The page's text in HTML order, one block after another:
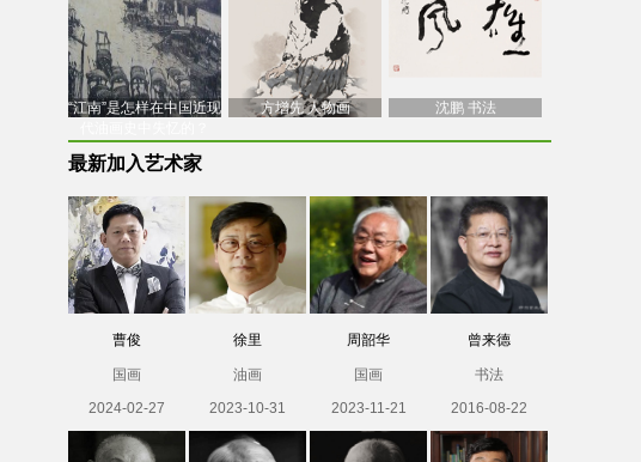
“江南”是怎样在中国近现
方增先 人物画 沈鹏 书法
最新加入艺术家
曹俊
国画
2024-02-27
徐里
油画
2023-10-31
周韶华
国画
2023-11-21
曾来德
书法
2016-08-22